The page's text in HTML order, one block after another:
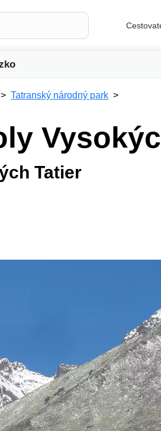
Tatranský národný park
Tatier